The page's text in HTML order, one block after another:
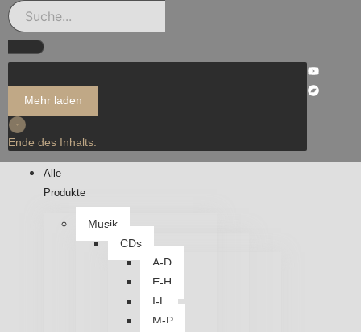
Mehr laden
Ende des Inhalts.
Alle
Produkte
Musik
CDs
A-D
E-H
I-L
M-P